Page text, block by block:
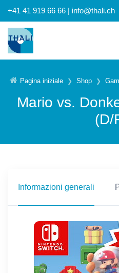
+41 41 919 66 66 | info@thali.ch
Pagina iniziale Shop
Mario vs.
(D/
Informazioni generali